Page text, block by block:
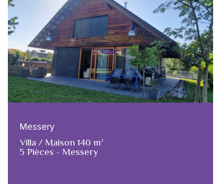
Messery
Villa / Maison 140 m²
5 Pièces - Messery